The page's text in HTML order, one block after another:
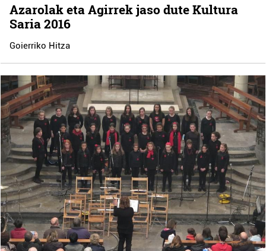
Azarolak eta Agirrek jaso dute Kultura
Saria 2016
Goierriko Hitza